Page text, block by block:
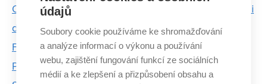
Oboustranné oblečení od Flipky lze nosit do města i
do hor. Šetří životní prostředí i peněženku
Fakulta podnikatelská otevírá nový bakalářský obor.
Posluchači si během studia založí vlastní firmu
údajů
Soubory cookie používáme ke shromažďování
a analýze informací o výkonu a používání
webu, zajištění fungování funkcí ze sociálních
médií a ke zlepšení a přizpůsobení obsahu a